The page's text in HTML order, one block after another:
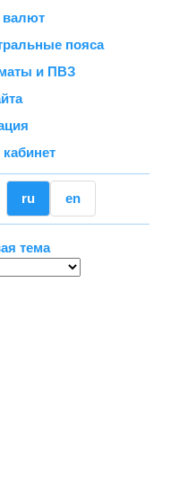
пояса
и ПВЗ
ru en
тема